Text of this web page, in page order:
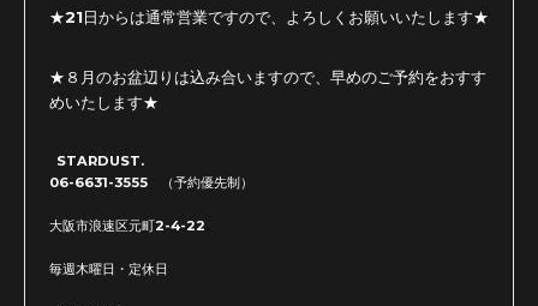
★21日からは通常営業ですので、よろしくお願いいたします★
★８月のお盆辺りは込み合いますので、早めのご予約をおすす
めいたします★
STARDUST.
06-6631-3555 （予約優先制）
大阪市浪速区元町2-4-22
毎週木曜日・定休日